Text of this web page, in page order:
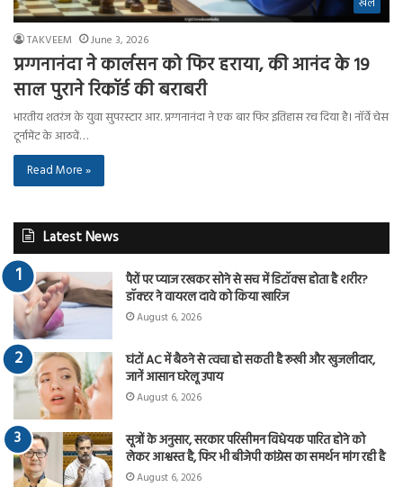
TAKVEEM June 3, 2026
प्रग्गनानंदा ने कार्लसन को फिर हराया, की आनंद के 19
साल पुराने रिकॉर्ड की बराबरी
भारतीय शतरंज के युवा सुपरस्टार आर. प्रग्गनानंदा ने एक बार फिर इतिहास रच दिया है। नॉर्वे चेस
टूर्नामेंट के आठवें…
Read More »
Latest News
पैरों पर प्याज रखकर सोने से सच में डिटॉक्स होता है शरीर?
डॉक्टर ने वायरल दावे को किया खारिज
August 6, 2026
घंटों AC में बैठने से त्वचा हो सकती है रूखी और खुजलीदार,
जानें आसान घरेलू उपाय
August 6, 2026
सूत्रों के अनुसार, सरकार परिसीमन विधेयक पारित होने को
लेकर आश्वस्त है, फिर भी बीजेपी कांग्रेस का समर्थन मांग रही है
August 6, 2026